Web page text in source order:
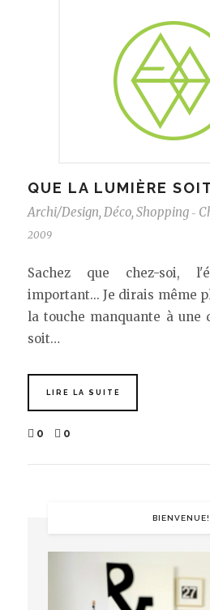
QUE LA LUMIÈRE
Archi/Design, Déco, Shopping -
2009
Sachez que chez-soi,
important... Je dirais même
la touche manquante à une
soit…
LIRE LA SUITE
0 0
BIENVENUE!